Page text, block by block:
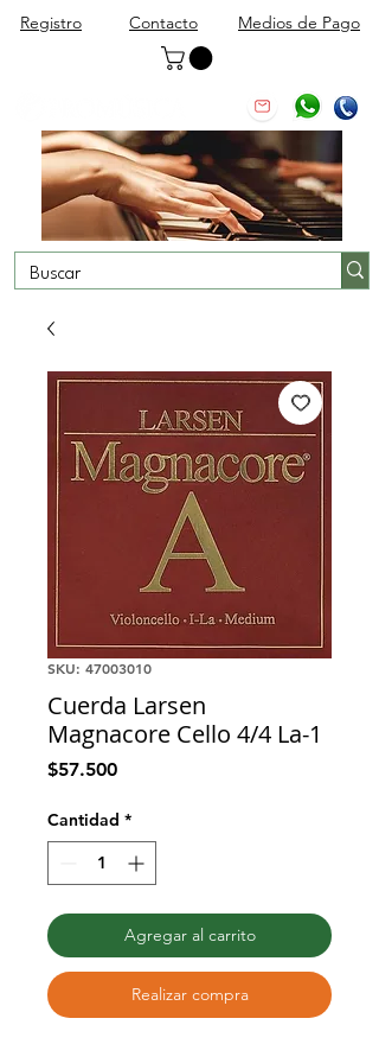
Registro Contacto Medios de Pago
SKU: 47003010
Cuerda Larsen
Magnacore Cello 4/4 La-1
$57.500Precio
Cantidad *
Agregar al carrito
Realizar compra